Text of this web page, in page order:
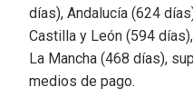
días), Andalucía (624
Castilla y León (594
La Mancha (468 días),
medios de pago.